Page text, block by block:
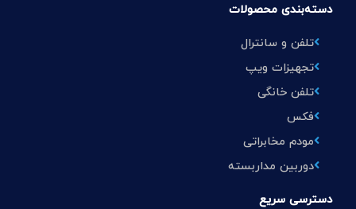
دسته‌بندی محصولات
تلفن و سانترال
تجهیزات ویپ
تلفن خانگی
فکس
مودم مخابراتی
دوربین مداربسته
دسترسی سریع